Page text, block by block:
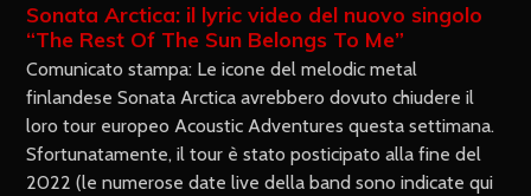
Sonata Arctica: il lyric video del nuovo singolo
“The Rest Of The Sun Belongs To Me”
Comunicato stampa: Le icone del melodic metal
finlandese Sonata Arctica avrebbero dovuto chiudere il
loro tour europeo Acoustic Adventures questa settimana.
Sfortunatamente, il tour è stato posticipato alla fine del
2022 (le numerose date live della band sono indicate qui